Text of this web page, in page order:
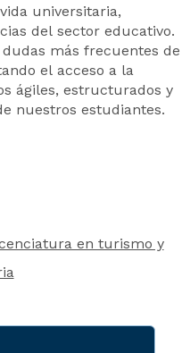
universitaria,
del sector educativo.
más frecuentes de
el acceso a la
ágiles, estructurados y
nuestros estudiantes.
en turismo y